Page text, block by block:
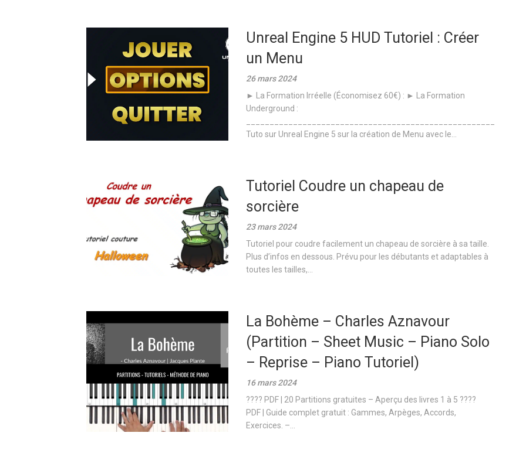
Unreal Engine 5 HUD Tutoriel : Créer
un Menu
26 mars 2024
► La Formation Irréelle (Économisez 60€) : ► La Formation
Underground :
Tuto sur Unreal Engine 5 sur la création de Menu avec le...
Tutoriel Coudre un chapeau de
sorcière
23 mars 2024
Tutoriel pour coudre facilement un chapeau de sorcière à sa taille.
Plus d’infos en dessous. Prévu pour les débutants et adaptables à
toutes les tailles,...
La Bohème – Charles Aznavour
(Partition – Sheet Music – Piano Solo
– Reprise – Piano Tutoriel)
16 mars 2024
???? PDF | 20 Partitions gratuites – Aperçu des livres 1 à 5 ????
PDF | Guide complet gratuit : Gammes, Arpèges, Accords,
Exercices. –...